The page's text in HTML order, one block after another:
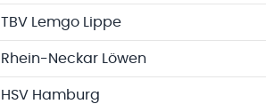
TBV Lemgo Lippe
Rhein-Neckar Löwen
HSV Hamburg